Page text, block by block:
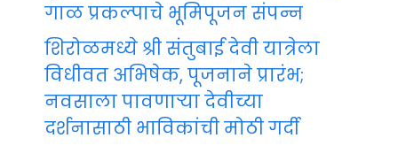
गाळ प्रकल्पाचे भूमिपूजन संपन्न
शिरोळमध्ये श्री संतुबाई देवी यात्रेला
विधीवत अभिषेक, पूजनाने प्रारंभ;
नवसाला पावणाऱ्या देवीच्या
दर्शनासाठी भाविकांची मोठी गर्दी